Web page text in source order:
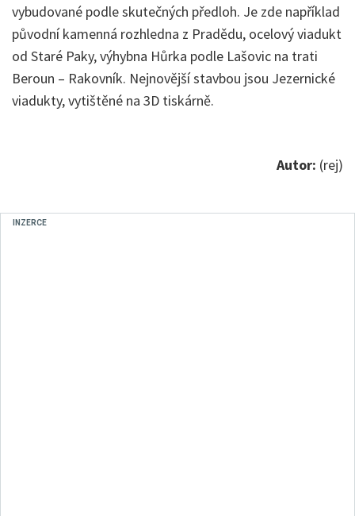
vybudované podle skutečných předloh. Je zde například
původní kamenná rozhledna z Pradědu, ocelový viadukt
od Staré Paky, výhybna Hůrka podle Lašovic na trati
Beroun – Rakovník. Nejnovější stavbou jsou Jezernické
viadukty, vytištěné na 3D tiskárně.
Autor: (rej)
INZERCE